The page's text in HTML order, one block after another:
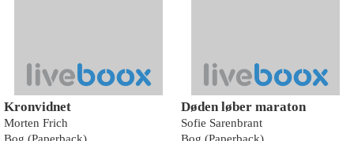
Kronvidnet
Morten Frich
Døden løber maraton
Sofie Sarenbrant